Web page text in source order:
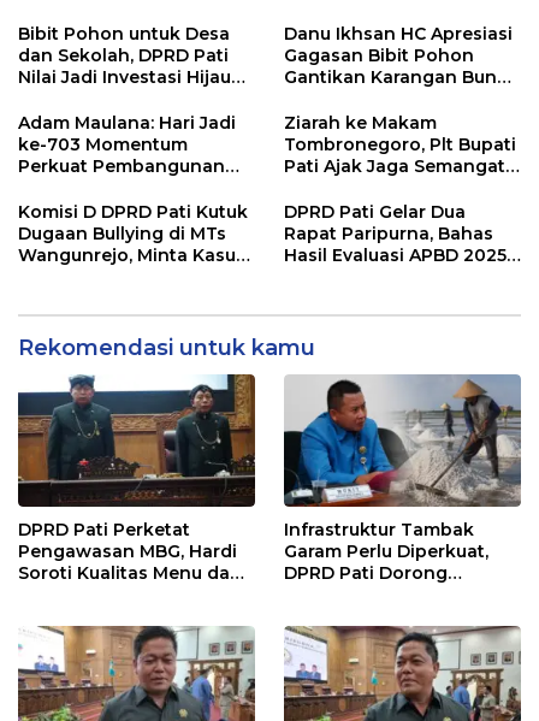
Bibit Pohon untuk Desa
dan Sekolah, DPRD Pati
Nilai Jadi Investasi Hijau
Danu Ikhsan HC Apresiasi
Gagasan Bibit Pohon
Gantikan Karangan Bunga
Adam Maulana: Hari Jadi
ke-703 Momentum
Perkuat Pembangunan
Masyarakat Pati
Ziarah ke Makam
Tombronegoro, Plt Bupati
Pati Ajak Jaga Semangat
Pelayanan Publik
Berkualitas
Komisi D DPRD Pati Kutuk
Dugaan Bullying di MTs
Wangunrejo, Minta Kasus
DPRD Pati Gelar Dua
Rapat Paripurna, Bahas
Hasil Evaluasi APBD 2025
Rekomendasi untuk kamu
DPRD Pati Perketat
Pengawasan MBG, Hardi
Soroti Kualitas Menu dan
Infrastruktur Tambak
Garam Perlu Diperkuat,
DPRD Pati Dorong